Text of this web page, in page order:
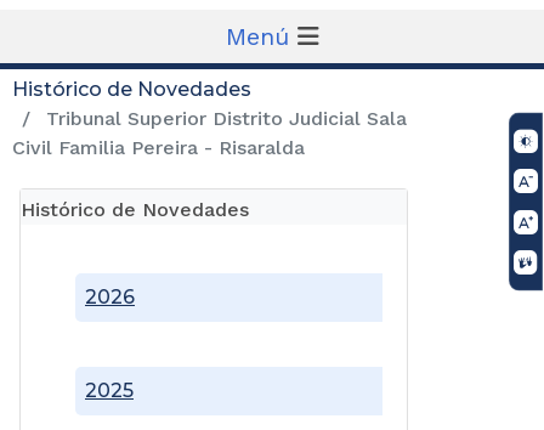
Menú
Histórico de Novedades
Tribunal Superior Distrito Judicial Sala
Civil Familia Pereira - Risaralda
Histórico de Novedades
2025
2026